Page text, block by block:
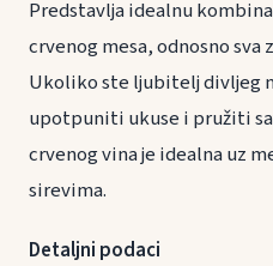
Predstavlja idealnu
crvenog mesa, odnosno sva
Ukoliko ste ljubitelj divljeg
upotpuniti ukuse i pružiti
crvenog vina je idealna uz
sirevima.
Detaljni podaci